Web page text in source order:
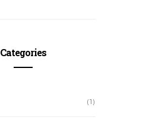
Categories
(1)